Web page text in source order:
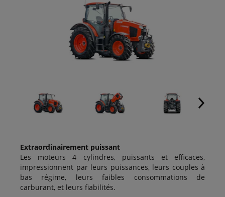
Extraordinairement puissant
Les moteurs 4 cylindres, puissants et efficaces,
impressionnent par leurs puissances, leurs couples à
bas régime, leurs faibles consommations de
carburant, et leurs fiabilités.